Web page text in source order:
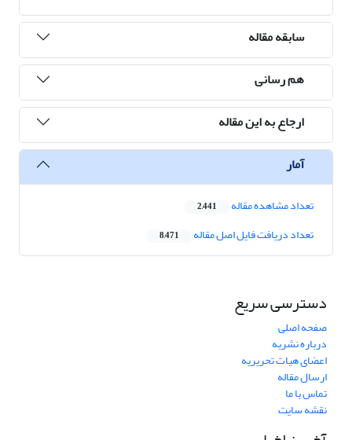
سابقه مقاله
هم رسانی
ارجاع به این مقاله
آمار
تعداد مشاهده مقاله 2,441
تعداد دریافت فایل اصل مقاله 8,471
دسترسی سریع
صفحه اصلی
درباره نشریه
اعضای هیات تحریریه
ارسال مقاله
تماس با ما
نقشه سایت